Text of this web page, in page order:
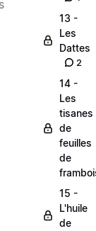
13 -
Les
Dattes
2
14 -
Les
tisanes
de
feuilles
de
15 -
L'huile
de